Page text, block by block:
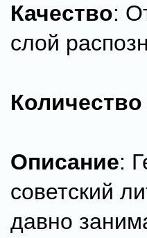
Качество:
слой
Описание:
советский
давно